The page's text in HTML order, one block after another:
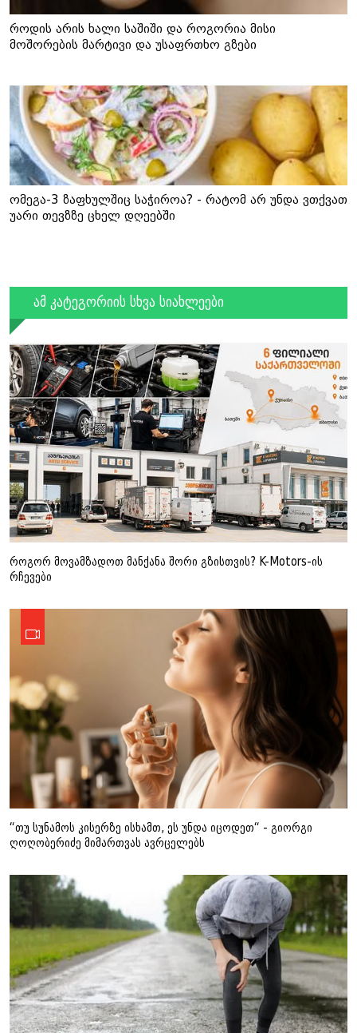
როდის არის ხალი საშიში და როგორია მისი
მოშორების მარტივი და უსაფრთხო გზები
ომეგა-3 ზაფხულშიც საჭიროა? - რატომ არ უნდა ვთქვათ
უარი თევზზე ცხელ დღეებში
ამ კატეგორიის სხვა სიახლეები
როგორ მოვამზადოთ მანქანა შორი გზისთვის? K-Motors-ის
რჩევები
“თუ სუნამოს კისერზე ისხამთ, ეს უნდა იცოდეთ“ - გიორგი
ღოღობერიძე მიმართვას ავრცელებს